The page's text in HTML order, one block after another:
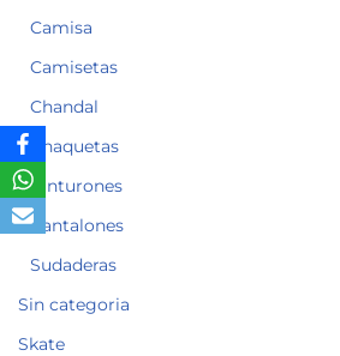
Camisa
Camisetas
Chandal
Chaquetas
Cinturones
Pantalones
Sudaderas
Sin categoria
Skate